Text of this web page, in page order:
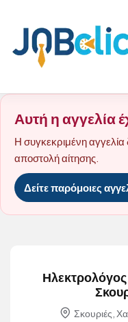
Αυτή η αγγελία
Η συγκεκριμένη αγγελία
αποστολή αίτησης.
Δείτε παρόμοιες
Ηλεκτρολόγος
Σκουριές,